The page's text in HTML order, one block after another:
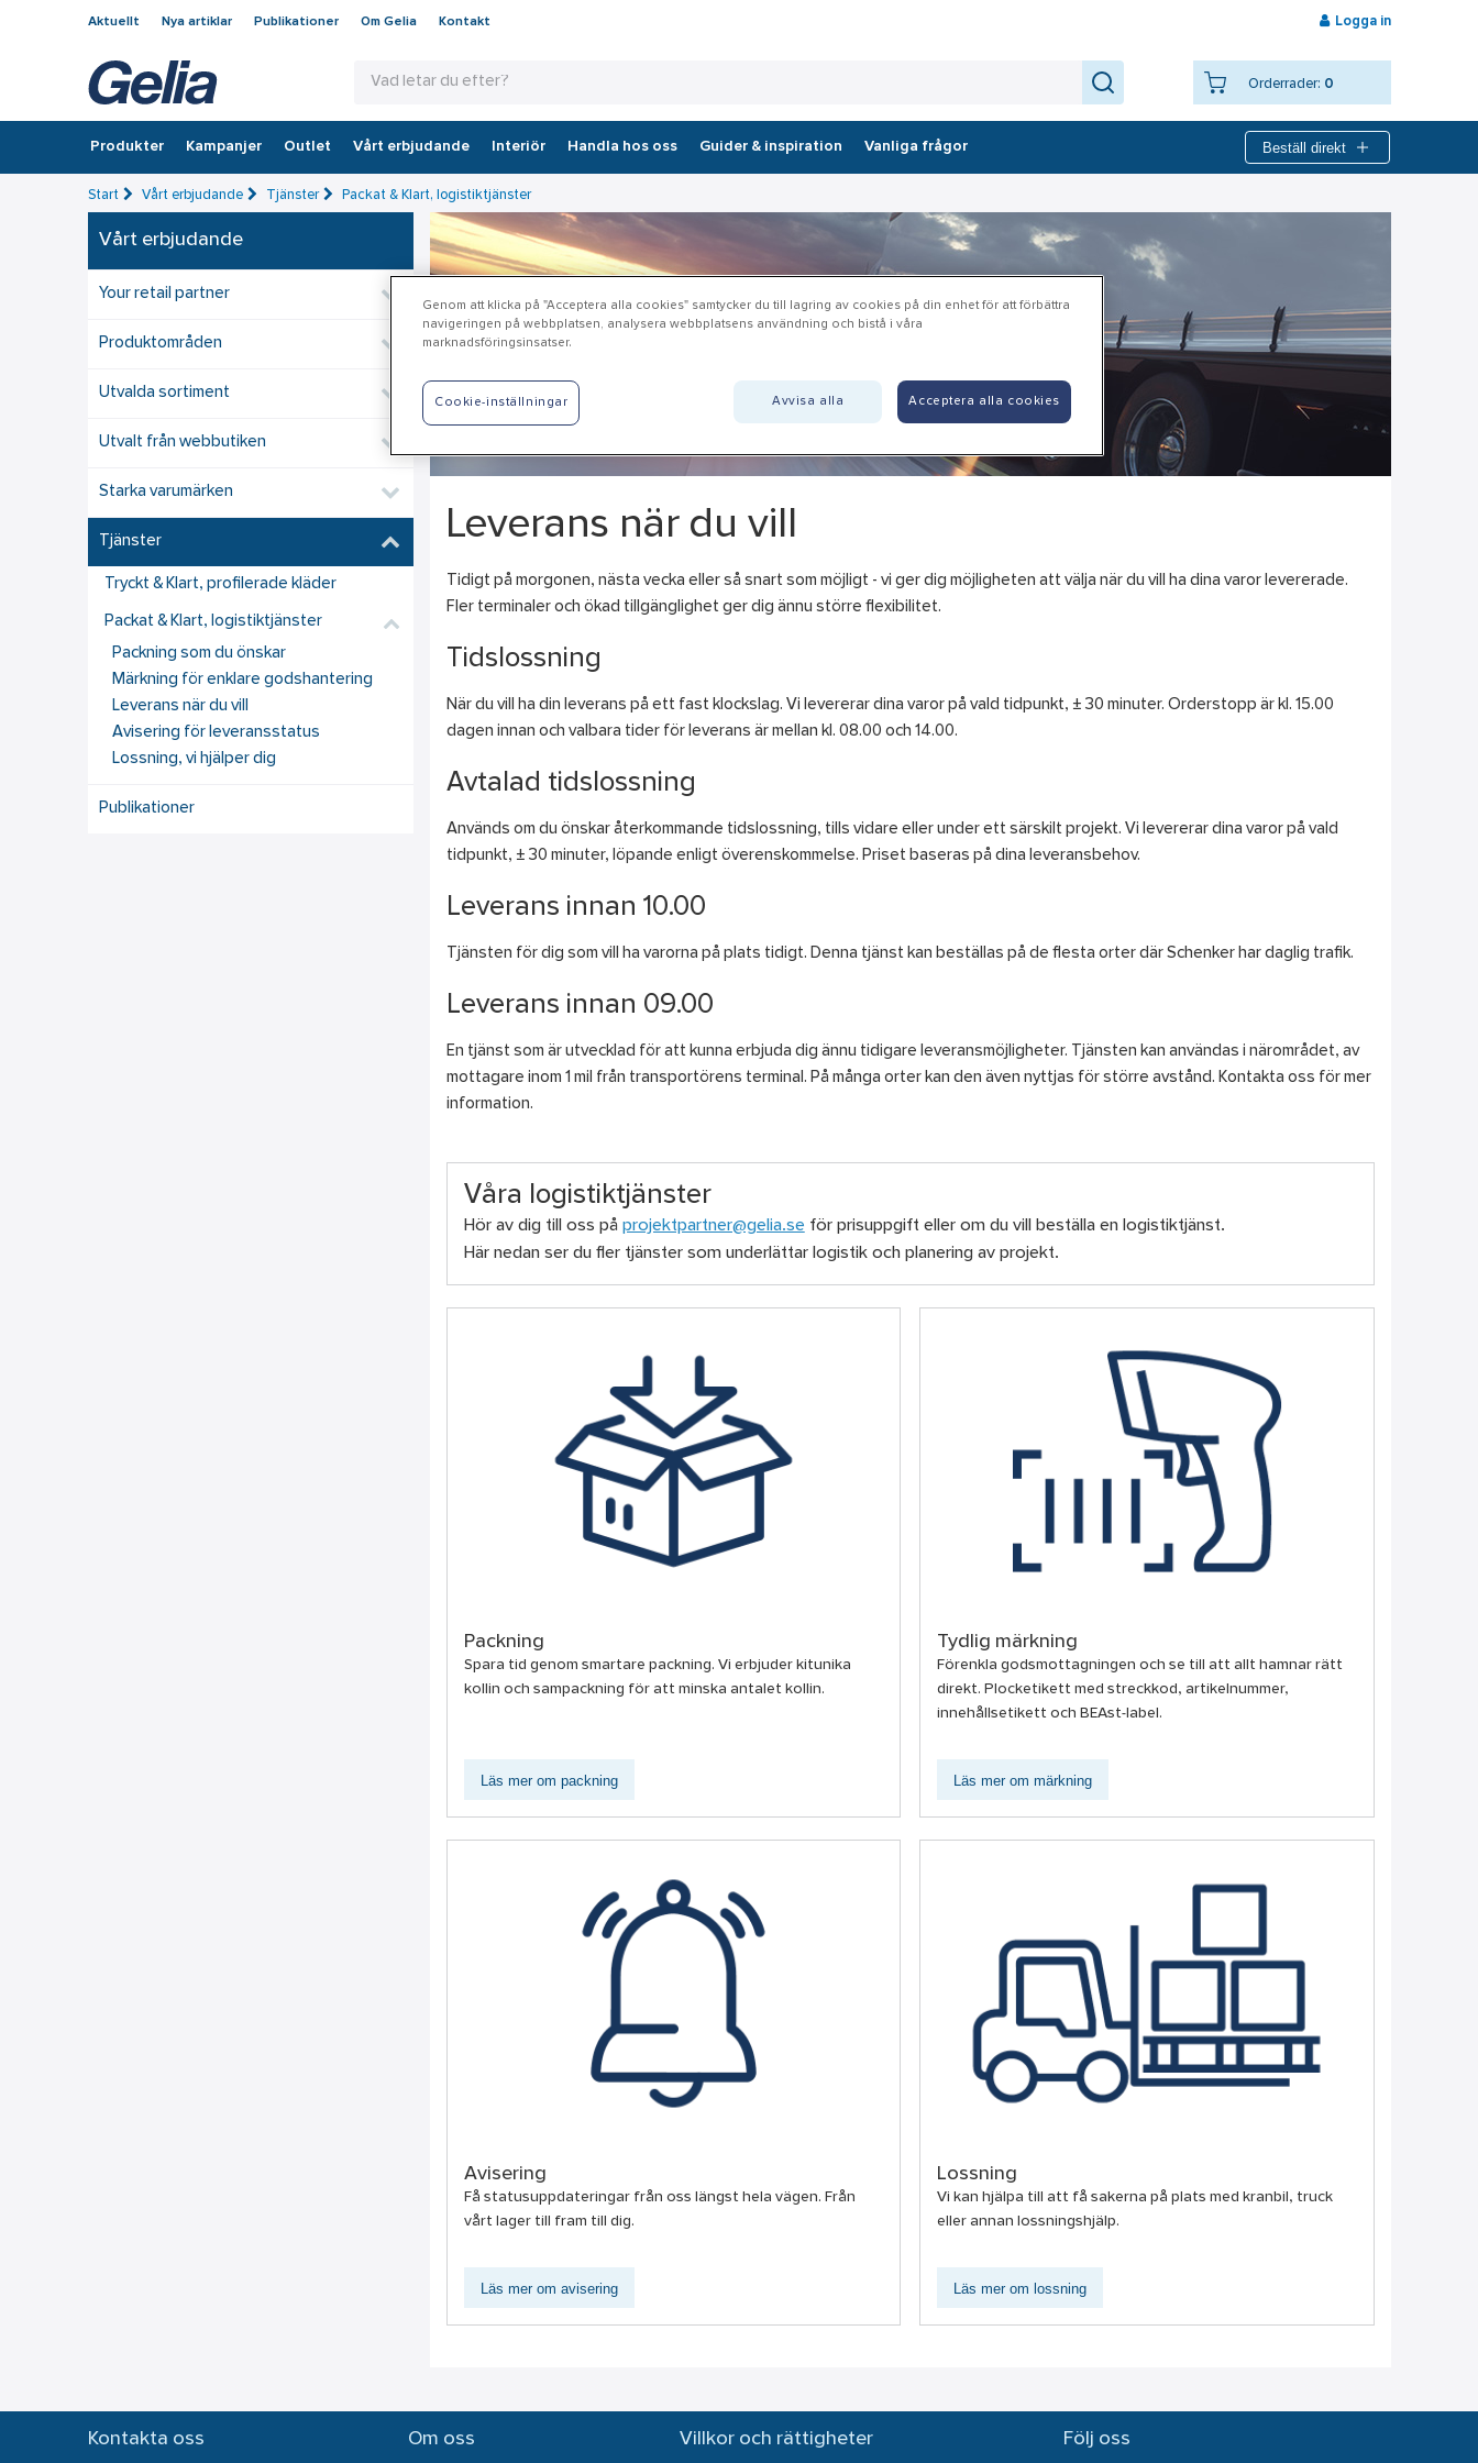
Aktuellt Nya artiklar Publikationer Om Gelia Kontakt Logga in
Orderrader: 0
Produkter Kampanjer Outlet Vårt erbjudande Interiör Handla hos oss Guider & inspiration Vanliga frågor Beställ direkt
Start Vårt erbjudande Tjänster Packat & Klart, logistiktjänster
Vårt erbjudande
Your retail partner
Produktområden
Utvalda sortiment
Utvalt från webbutiken
Starka varumärken
Tjänster
Tryckt & Klart, profilerade kläder
Packat & Klart, logistiktjänster
Packning som du önskar
Märkning för enklare godshantering
Leverans när du vill
Avisering för leveransstatus
Lossning, vi hjälper dig
Publikationer
Leverans när du vill
Tidigt på morgonen, nästa vecka eller så snart som möjligt - vi ger dig möjligheten att välja när du vill ha dina varor levererade.
Fler terminaler och ökad tillgänglighet ger dig ännu större flexibilitet.
Tidslossning
När du vill ha din leverans på ett fast klockslag. Vi levererar dina varor på vald tidpunkt, ± 30 minuter. Orderstopp är kl. 15.00
dagen innan och valbara tider för leverans är mellan kl. 08.00 och 14.00.
Avtalad tidslossning
Används om du önskar återkommande tidslossning, tills vidare eller under ett särskilt projekt. Vi levererar dina varor på vald
tidpunkt, ± 30 minuter, löpande enligt överenskommelse. Priset baseras på dina leveransbehov.
Leverans innan 10.00
Tjänsten för dig som vill ha varorna på plats tidigt. Denna tjänst kan beställas på de flesta orter där Schenker har daglig trafik.
Leverans innan 09.00
En tjänst som är utvecklad för att kunna erbjuda dig ännu tidigare leveransmöjligheter. Tjänsten kan användas i närområdet, av
mottagare inom 1 mil från transportörens terminal. På många orter kan den även nyttjas för större avstånd. Kontakta oss för mer
information.
Våra logistiktjänster
Hör av dig till oss på projektpartner@gelia.se för prisuppgift eller om du vill beställa en logistiktjänst.
Här nedan ser du fler tjänster som underlättar logistik och planering av projekt.
Packning
Spara tid genom smartare packning. Vi erbjuder kitunika
kollin och sampackning för att minska antalet kollin.
Läs mer om packning
Tydlig märkning
Förenkla godsmottagningen och se till att allt hamnar rätt
direkt. Plocketikett med streckkod, artikelnummer,
innehållsetikett och BEAst-label.
Läs mer om märkning
Avisering
Få statusuppdateringar från oss längst hela vägen. Från
vårt lager till fram till dig.
Läs mer om avisering
Lossning
Vi kan hjälpa till att få sakerna på plats med kranbil, truck
eller annan lossningshjälp.
Läs mer om lossning
Kontakta oss Om oss Villkor och rättigheter Följ oss
Genom att klicka på "Acceptera alla cookies" samtycker du till lagring av cookies på din enhet för att förbättra
navigeringen på webbplatsen, analysera webbplatsens användning och bistå i våra
marknadsföringsinsatser.
Avvisa alla Acceptera alla cookies
Cookie-inställningar